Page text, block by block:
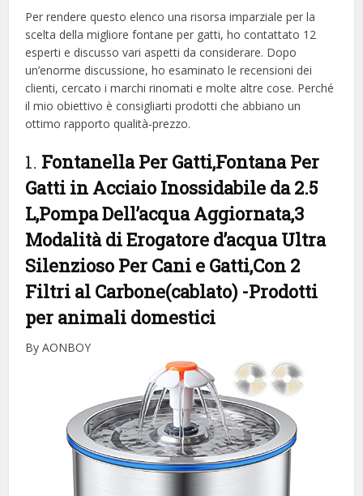
Per rendere questo elenco una risorsa imparziale per la
scelta della migliore fontane per gatti, ​​ho contattato 12
esperti e discusso vari aspetti da considerare. Dopo
un’enorme discussione, ho esaminato le recensioni dei
clienti, cercato i marchi rinomati e molte altre cose. Perché
il mio obiettivo è consigliarti prodotti che abbiano un
ottimo rapporto qualità-prezzo.
1. Fontanella Per Gatti,Fontana Per
Gatti in Acciaio Inossidabile da 2.5
L,Pompa Dell’acqua Aggiornata,3
Modalità di Erogatore d’acqua Ultra
Silenzioso Per Cani e Gatti,Con 2
Filtri al Carbone(cablato) -Prodotti
per animali domestici
By AONBOY